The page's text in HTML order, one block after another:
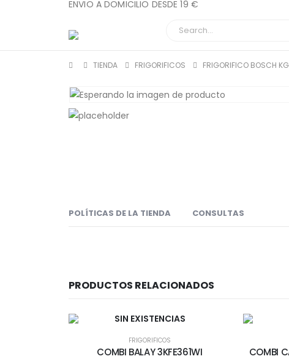
ENVIO A DOMICILIO DESDE 19 €
TIENDA FRIGORIFICOS FRIGORIFICO BOSCH
POLÍTICAS DE LA TIENDA CONSULTAS
PRODUCTOS RELACIONADOS
SIN EXISTENCIAS
FRIGORIFICOS
COMBI BALAY 3KFE361WI
COMBI